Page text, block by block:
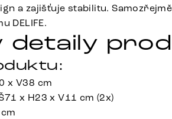
a zajišťuje stabilitu.
DELIFE.
detaily
x V38 cm
x H23 x V11 cm (2x)